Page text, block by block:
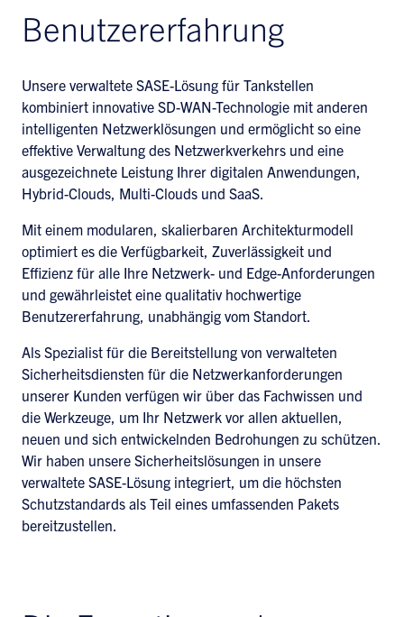
Benutzererfahrung
Unsere verwaltete SASE-Lösung für Tankstellen
kombiniert innovative SD-WAN-Technologie mit anderen
intelligenten Netzwerklösungen und ermöglicht so eine
effektive Verwaltung des Netzwerkverkehrs und eine
ausgezeichnete Leistung Ihrer digitalen Anwendungen,
Hybrid-Clouds, Multi-Clouds und SaaS.
Mit einem modularen, skalierbaren Architekturmodell
optimiert es die Verfügbarkeit, Zuverlässigkeit und
Effizienz für alle Ihre Netzwerk- und Edge-Anforderungen
und gewährleistet eine qualitativ hochwertige
Benutzererfahrung, unabhängig vom Standort.
Als Spezialist für die Bereitstellung von verwalteten
Sicherheitsdiensten für die Netzwerkanforderungen
unserer Kunden verfügen wir über das Fachwissen und
die Werkzeuge, um Ihr Netzwerk vor allen aktuellen,
neuen und sich entwickelnden Bedrohungen zu schützen.
Wir haben unsere Sicherheitslösungen in unsere
verwaltete SASE-Lösung integriert, um die höchsten
Schutzstandards als Teil eines umfassenden Pakets
bereitzustellen.